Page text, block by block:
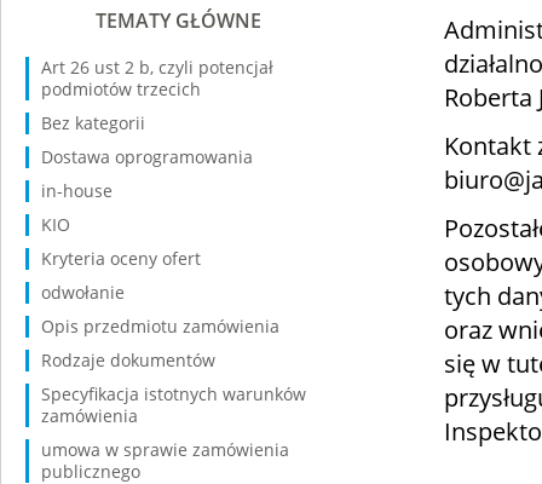
Roberta
Kontakt
tych
oraz
się w
TEMATY GŁÓWNE
Art 26 ust 2 b, czyli potencjał
podmiotów trzecich
Bez kategorii
Dostawa oprogramowania
in-house
KIO
Kryteria oceny ofert
odwołanie
Opis przedmiotu zamówienia
Rodzaje dokumentów
Specyfikacja istotnych warunków
zamówienia
umowa w sprawie zamówienia
publicznego